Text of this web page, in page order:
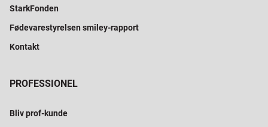
StarkFonden
Fødevarestyrelsen smiley-rapport
Kontakt
PROFESSIONEL
Bliv prof-kunde